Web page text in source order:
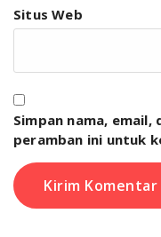
Situs Web
Simpan nama,
peramban ini untuk